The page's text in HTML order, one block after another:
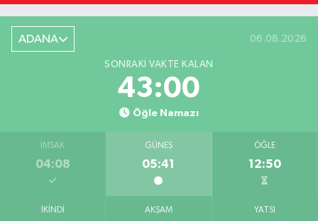
ADANA 06.08.2026
SONRAKI VAKTE KALAN
42:59
Öğle Namazı
İMSAK
04:08
GÜNEŞ
05:41
ÖĞLE
12:50
İKINDI AKŞAM YATSI